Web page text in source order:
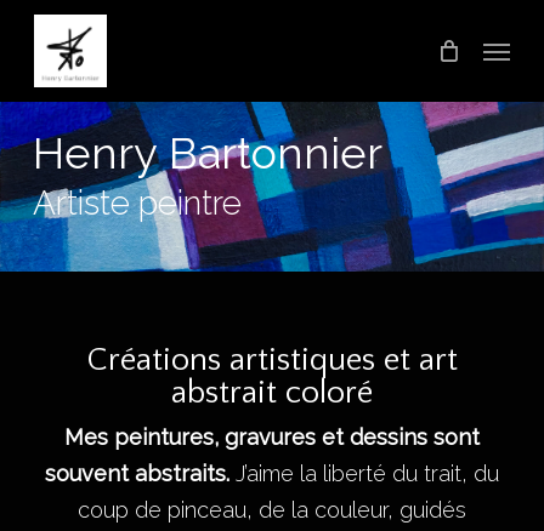
Skip
main
content
Henry Bartonnier
Artiste peintre
Créations artistiques et art
abstrait coloré
Mes peintures, gravures et dessins sont
souvent abstraits.J’aime la liberté du trait, du
coup de pinceau, de la couleur, guidés